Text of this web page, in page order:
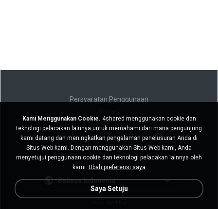
Persyaratan Penggunaan
Jangan jual informasi pribadi saya
Jangan bagikan informasi pribadi saya
Bahasa Indonesia
Kami Menggunakan Cookie. 4shared menggunakan cookie dan
teknologi pelacakan lainnya untuk memahami dari mana pengunjung
kami datang dan meningkatkan pengalaman penelusuran Anda di
Situs Web kami. Dengan menggunakan Situs Web kami, Anda
menyetujui penggunaan cookie dan teknologi pelacakan lainnya oleh
kami. Ubah preferensi saya
Saya Setuju